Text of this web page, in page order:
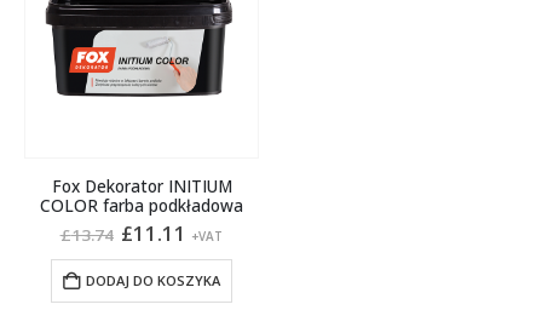
Fox Dekorator INITIUM
COLOR farba podkładowa
£13.74 Pierwotna
wynosiła:
£13.74.
£11.11 Aktualna
wynosi:
£11.11.
+VAT
DODAJ DO KOSZYKA